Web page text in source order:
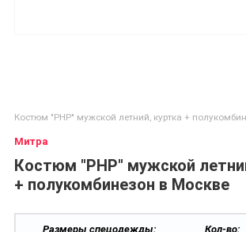
Костюм "РНР" мужской летний, куртка +
Митра
Костюм "РНР" мужской
+ полукомбинезон в Москве
Размеры спецодежды: Кол-во: